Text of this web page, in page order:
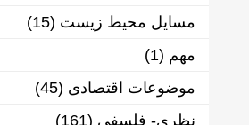
مسایل محیط زیست (15)
مهم (1)
موضوعات اقتصادی (45)
نظری- فلسفی (161)